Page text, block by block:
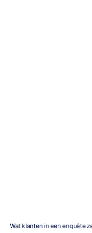
Wat klanten in een enquête